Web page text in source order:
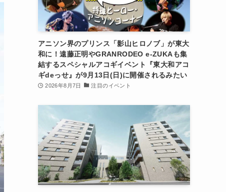
アニソン界のプリンス「影山ヒロノブ」が東大
和に！遠藤正明やGRANRODEO e-ZUKAも集
結するスペシャルアコギイベント『東大和アコ
ギdeっせ』が9月13日(日)に開催されるみたい
2026年8月7日 注目のイベント